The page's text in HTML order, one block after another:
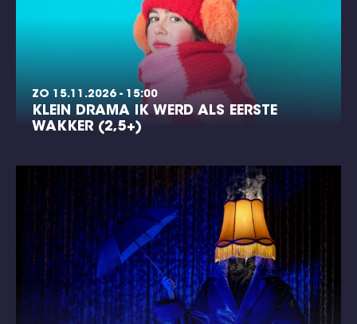
ZO 15.11.2026 - 15:00
KLEIN DRAMA IK WERD ALS EERSTE
WAKKER (2,5+)